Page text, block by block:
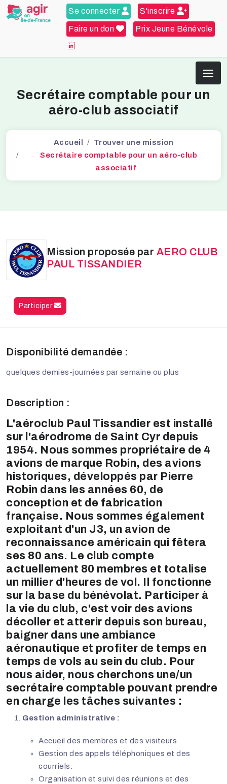
Se connecter S'inscrire
Faire un don Prix Jeune Bénévole
Secrétaire comptable pour un
aéro-club associatif
Accueil
Trouver une mission
Secrétaire comptable pour un aéro-club
associatif
Mission proposée par AERO CLUB
PAUL TISSANDIER
Participer
Disponibilité demandée :
quelques demies-journées par semaine ou plus
Description :
L'aéroclub Paul Tissandier est installé
sur l'aérodrome de Saint Cyr depuis
1954. Nous sommes propriétaire de 4
avions de marque Robin, des avions
historiques, développés par Pierre
Robin dans les années 60, de
conception et de fabrication
française. Nous sommes également
exploitant d'un J3, un avion de
reconnaissance américain qui fêtera
ses 80 ans. Le club compte
actuellement 80 membres et totalise
un millier d'heures de vol. Il fonctionne
sur la base du bénévolat. Participer à
la vie du club, c'est voir des avions
décoller et atterir depuis son bureau,
baigner dans une ambiance
aéronautique et profiter de temps en
temps de vols au sein du club. Pour
nous aider, nous cherchons une/un
secrétaire comptable pouvant prendre
en charge les tâches suivantes :
Gestion administrative :
Accueil des membres et des visiteurs.
Gestion des appels téléphoniques et des
courriels.
Organisation et suivi des réunions et des